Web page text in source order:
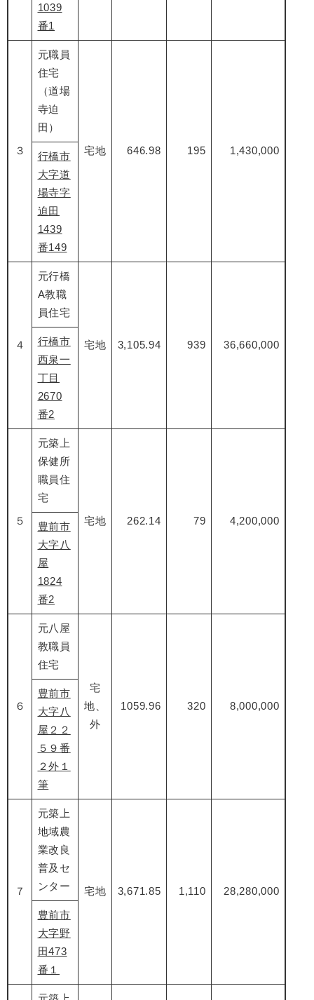
1039
番1
３
元職員
住宅
（道場
寺迫
田）
宅地
646.98 195 1,430,000
行橋市
大字道
場寺字
迫田
1439
番149
４
元行橋
A教職
員住宅
宅地 3,105.94 939 36,660,000
行橋市
西泉一
丁目
2670
番2
５
元築上
保健所
職員住
宅
宅地
262.14 79 4,200,000
豊前市
大字八
屋
1824
番2
６
元八屋
教職員
住宅
宅
地、
外
1059.96 320 8,000,000
豊前市
大字八
屋２２
５９番
２外１
筆
７
元築上
地域農
業改良
普及セ
ンター
宅地 3,671.85 1,110
28,280,000
豊前市
大字野
田473
番１